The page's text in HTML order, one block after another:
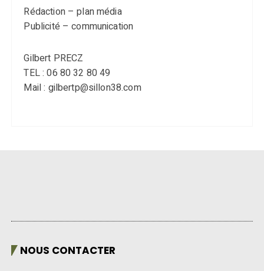
Rédaction – plan média
Publicité – communication
Gilbert PRECZ
TEL : 06 80 32 80 49
Mail : gilbertp@sillon38.com
NOUS CONTACTER